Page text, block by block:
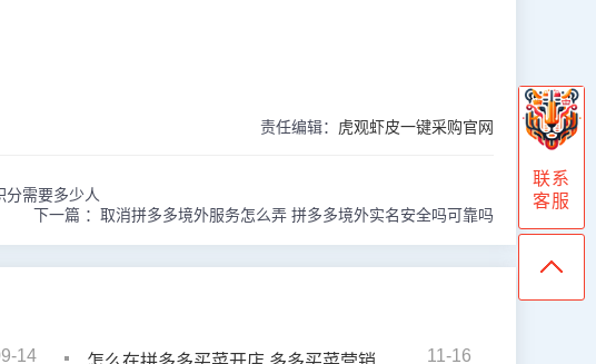
责任编辑： 虎观虾皮一键采购官网
需要多少人
下一篇 ： 取消拼多多境外服务怎么弄 拼多多境外实名安全吗可靠吗
14 11-16
联系
客服